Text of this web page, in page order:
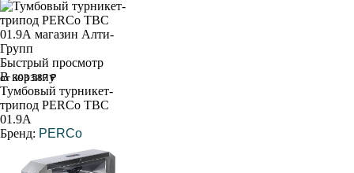
Быстрый просмотр
В корзину
от 393 587 ₽
Тумбовый турникет-
трипод PERCo ТВС
01.9А
Бренд: PERCo